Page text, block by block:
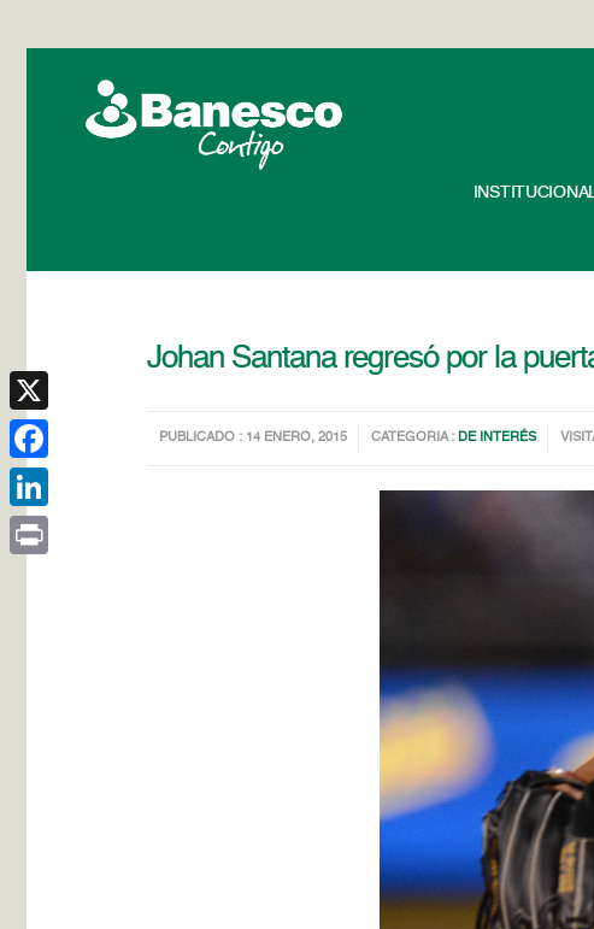
Johan Santana regresó por la
PUBLICADO : 14 ENERO, 2015 CATEGORIA : DE INTERÉS
X
Facebook
LinkedIn